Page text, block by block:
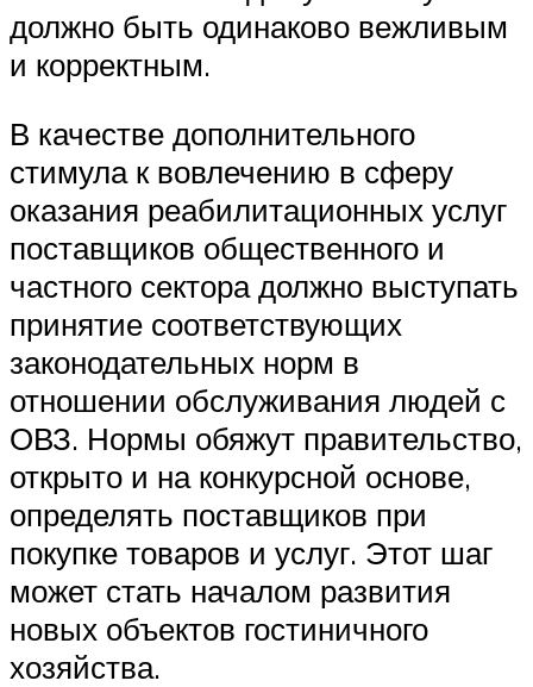
должно быть одинаково вежливым
и корректным.
В качестве дополнительного
стимула к вовлечению в сферу
оказания реабилитационных услуг
поставщиков общественного и
частного сектора должно выступать
принятие соответствующих
законодательных норм в
отношении обслуживания людей с
ОВЗ. Нормы обяжут правительство,
открыто и на конкурсной основе,
определять поставщиков при
покупке товаров и услуг. Этот шаг
может стать началом развития
новых объектов гостиничного
хозяйства.